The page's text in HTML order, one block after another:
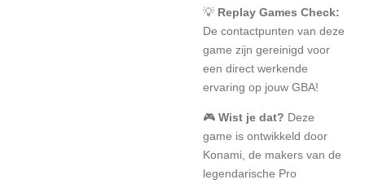
💡 Replay Games Check:
De contactpunten van deze
game zijn gereinigd voor
een direct werkende
ervaring op jouw GBA!
🎮 Wist je dat? Deze
game is ontwikkeld door
Konami, de makers van de
legendarische Pro